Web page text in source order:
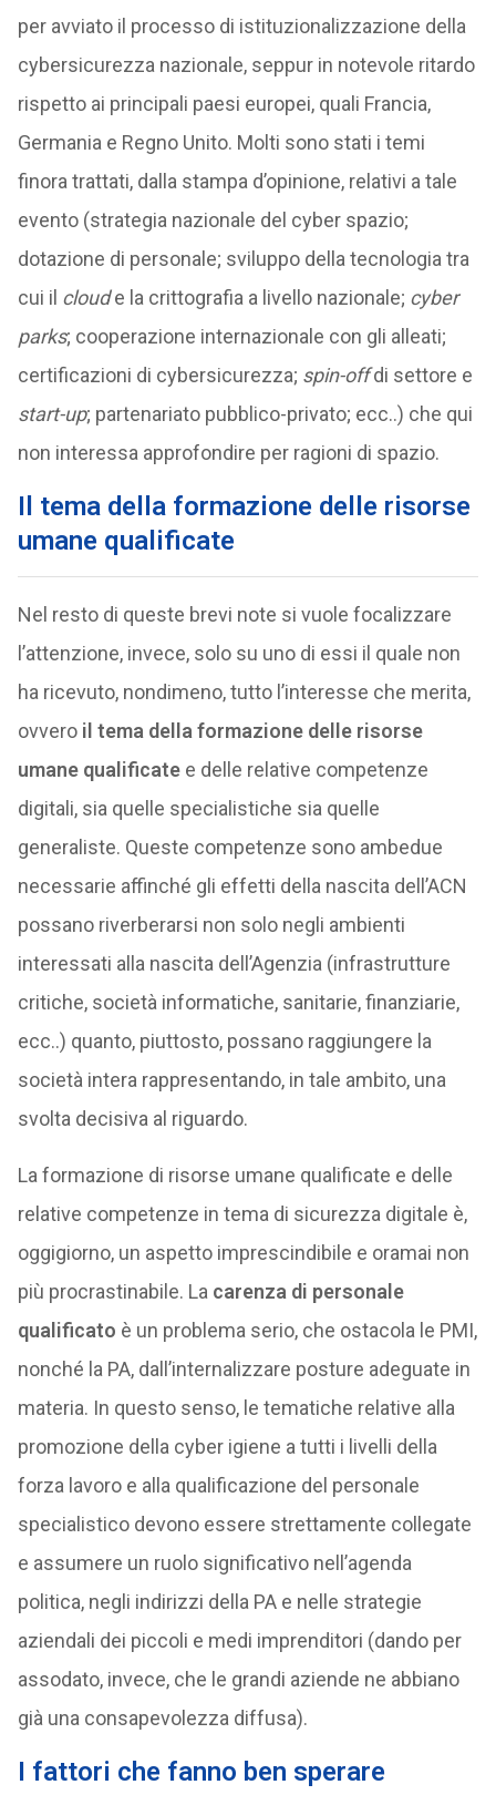
per avviato il processo di istituzionalizzazione della
cybersicurezza nazionale, seppur in notevole ritardo
rispetto ai principali paesi europei, quali Francia,
Germania e Regno Unito. Molti sono stati i temi
finora trattati, dalla stampa d’opinione, relativi a tale
evento (strategia nazionale del cyber spazio;
dotazione di personale; sviluppo della tecnologia tra
cui il cloude la crittografia a livello nazionale; cyber
parks; cooperazione internazionale con gli alleati;
certificazioni di cybersicurezza; spin-offdi settore e
start-up; partenariato pubblico-privato; ecc..) che qui
non interessa approfondire per ragioni di spazio.
Il tema della formazione delle risorse
umane qualificate
Nel resto di queste brevi note si vuole focalizzare
l’attenzione, invece, solo su uno di essi il quale non
ha ricevuto, nondimeno, tutto l’interesse che merita,
ovvero il tema della formazione delle risorse
umane qualificatee delle relative competenze
digitali, sia quelle specialistiche sia quelle
generaliste. Queste competenze sono ambedue
necessarie affinché gli effetti della nascita dell’ACN
possano riverberarsi non solo negli ambienti
interessati alla nascita dell’Agenzia (infrastrutture
critiche, società informatiche, sanitarie, finanziarie,
ecc..) quanto, piuttosto, possano raggiungere la
società intera rappresentando, in tale ambito, una
svolta decisiva al riguardo.
La formazione di risorse umane qualificate e delle
relative competenze in tema di sicurezza digitale è,
oggigiorno, un aspetto imprescindibile e oramai non
più procrastinabile. La carenza di personale
qualificato è un problema serio, che ostacola le PMI,
nonché la PA, dall’internalizzare posture adeguate in
materia. In questo senso, le tematiche relative alla
promozione della cyber igiene a tutti i livelli della
forza lavoro e alla qualificazione del personale
specialistico devono essere strettamente collegate
e assumere un ruolo significativo nell’agenda
politica, negli indirizzi della PA e nelle strategie
aziendali dei piccoli e medi imprenditori (dando per
assodato, invece, che le grandi aziende ne abbiano
già una consapevolezza diffusa).
I fattori che fanno ben sperare